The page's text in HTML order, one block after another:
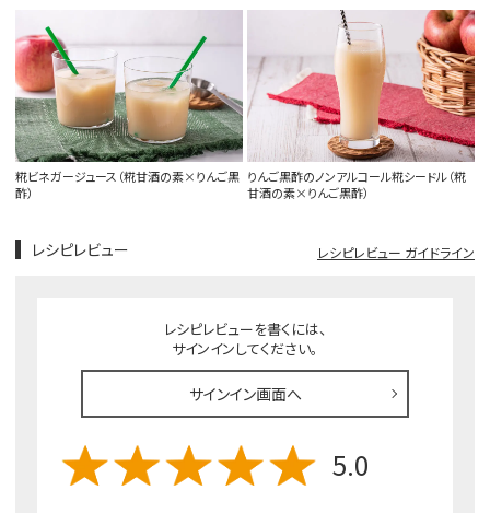
糀ビネガージュース（糀甘酒の素×りんご黒
酢）
りんご黒酢のノンアルコール糀シードル（糀
甘酒の素×りんご黒酢）
レシピレビュー レシピレビュー ガイドライン
レシピレビューを書くには、
サインインしてください。
サインイン画面へ
5.0